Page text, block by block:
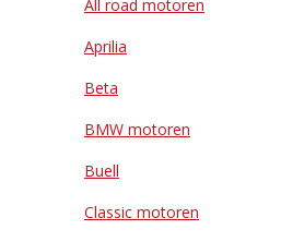
All road motoren
Aprilia
Beta
BMW motoren
Buell
Classic motoren